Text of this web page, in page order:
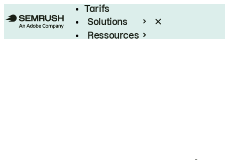
Tarifs
Solutions
Ressources